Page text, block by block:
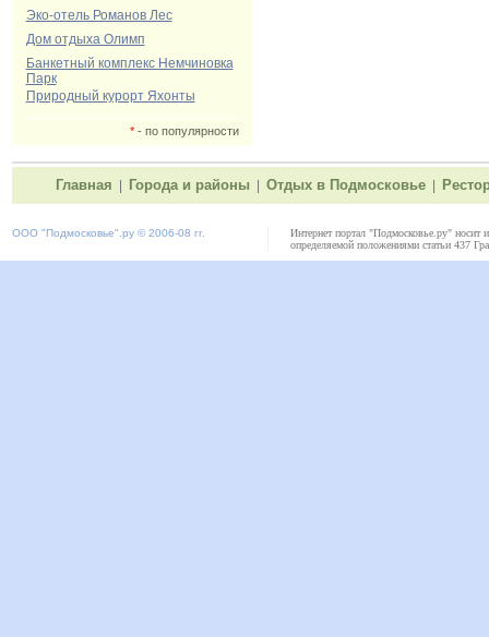
Эко-отель Романов Лес
Дом отдыха Олимп
Банкетный комплекс Немчиновка
Парк
Природный курорт Яхонты
*- по популярности
Главная Города и районы Отдых в Подмосковье
ООО "Подмосковье" .ру © 2006-08 гг.
Интернет портал "Подмосковье.ру" носит
определяемой положениями статьи 437